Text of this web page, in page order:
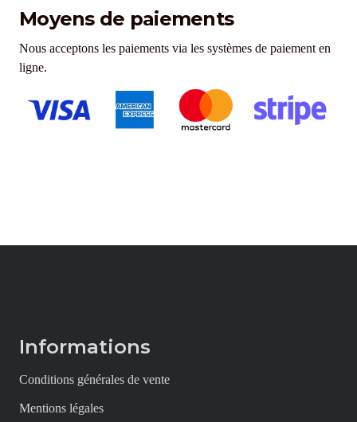
Moyens de paiements
Nous acceptons les paiements via les systèmes de paiement en
ligne.
Informations
Conditions générales de vente
Mentions légales